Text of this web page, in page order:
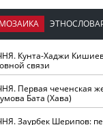
МОЗАИКА
Кунта-Хаджи
связи
Первая чеченская
Бата (Хава)
Заурбек Шерипов: